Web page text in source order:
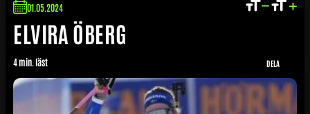
ELVIRA ÖBERG
01.05.2024
4 min. läst DELA